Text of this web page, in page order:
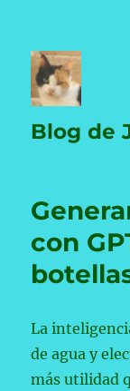
Blog de
con
La
de agua y
más utilidad